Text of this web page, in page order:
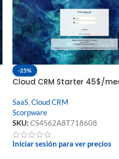
-25%
Cloud CRM Starter 45$/
SaaS,Cloud CRM
Scorpware
SKU:CS4S62A8T718608
Iniciar sesión para ver precios